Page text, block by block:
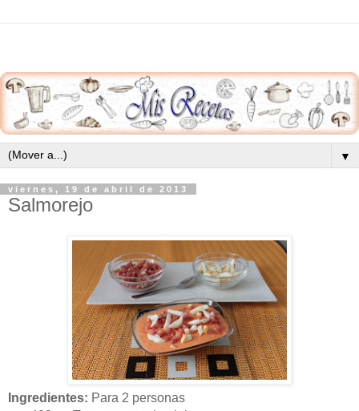
▼
viernes, 19 de abril de 2013
Salmorejo
Ingredientes: Para 2 personas